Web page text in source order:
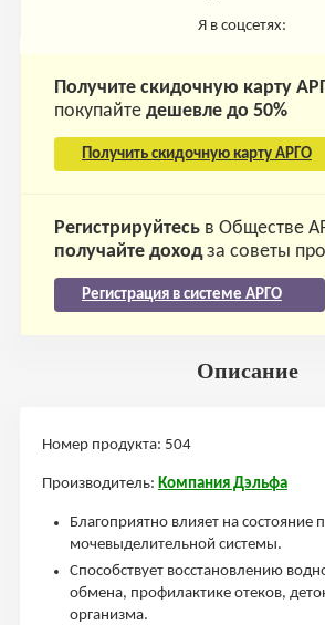
Я в соцсетях:
Получите скидочную карту
покупайте дешевле до 50%
Получить скидочную карту АРГО
Регистрируйтесьв Обществе
получайте доходза советы
Регистрация в системе АРГО
Описание
Номер продукта: 504
Производитель: Компания Дэльфа
Благоприятно влияет на состояние
мочевыделительной системы.
Способствует восстановлению
обмена, профилактике отеков,
организма.